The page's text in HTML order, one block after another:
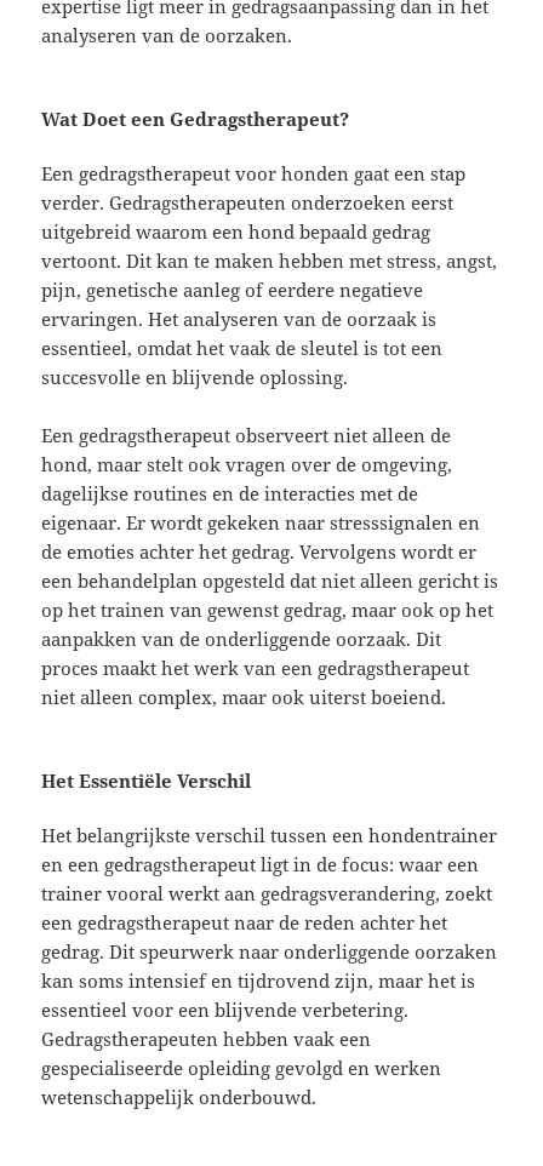
expertise ligt meer in gedragsaanpassing dan in het
analyseren van de oorzaken.
Wat Doet een Gedragstherapeut?
Een gedragstherapeut voor honden gaat een stap
verder. Gedragstherapeuten onderzoeken eerst
uitgebreid waarom een hond bepaald gedrag
vertoont. Dit kan te maken hebben met stress, angst,
pijn, genetische aanleg of eerdere negatieve
ervaringen. Het analyseren van de oorzaak is
essentieel, omdat het vaak de sleutel is tot een
succesvolle en blijvende oplossing.
Een gedragstherapeut observeert niet alleen de
hond, maar stelt ook vragen over de omgeving,
dagelijkse routines en de interacties met de
eigenaar. Er wordt gekeken naar stresssignalen en
de emoties achter het gedrag. Vervolgens wordt er
een behandelplan opgesteld dat niet alleen gericht is
op het trainen van gewenst gedrag, maar ook op het
aanpakken van de onderliggende oorzaak. Dit
proces maakt het werk van een gedragstherapeut
niet alleen complex, maar ook uiterst boeiend.
Het Essentiële Verschil
Het belangrijkste verschil tussen een hondentrainer
en een gedragstherapeut ligt in de focus: waar een
trainer vooral werkt aan gedragsverandering, zoekt
een gedragstherapeut naar de reden achter het
gedrag. Dit speurwerk naar onderliggende oorzaken
kan soms intensief en tijdrovend zijn, maar het is
essentieel voor een blijvende verbetering.
Gedragstherapeuten hebben vaak een
gespecialiseerde opleiding gevolgd en werken
wetenschappelijk onderbouwd.